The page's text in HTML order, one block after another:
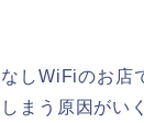
しWiFiのお店
まう原因がい